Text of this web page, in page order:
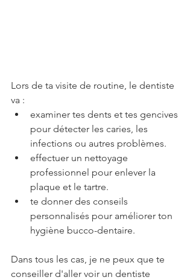
Lors de ta visite de routine, le dentiste
va :
examiner tes dents et tes gencives
pour détecter les caries, les
infections ou autres problèmes.
effectuer un nettoyage
professionnel pour enlever la
plaque et le tartre.
te donner des conseils
personnalisés pour améliorer ton
hygiène bucco-dentaire.
Dans tous les cas, je ne peux que te
conseiller d'aller voir un dentiste